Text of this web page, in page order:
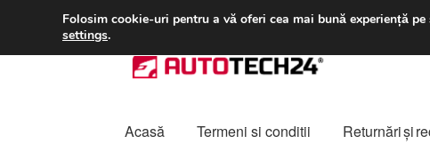
LIVRARE de la 33 lei
Sari
la
Sari
la
Acasă Termeni si conditii Returnări şi
Folosim cookie-uri pentru a vă oferi cea mai bună experiență
settings.